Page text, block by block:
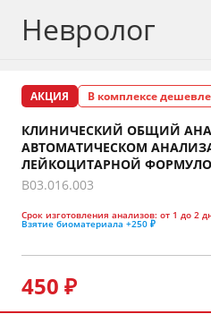
Невролог
АКЦИЯ В комплексе дешевле
КЛИНИЧЕСКИЙ ОБЩИЙ
АВТОМАТИЧЕСКОМ
ЛЕЙКОЦИТАРНОЙ
B03.016.003
Срок изготовления анализов: от 1 до 2
Взятие биоматериала +250 ₽
450 ₽